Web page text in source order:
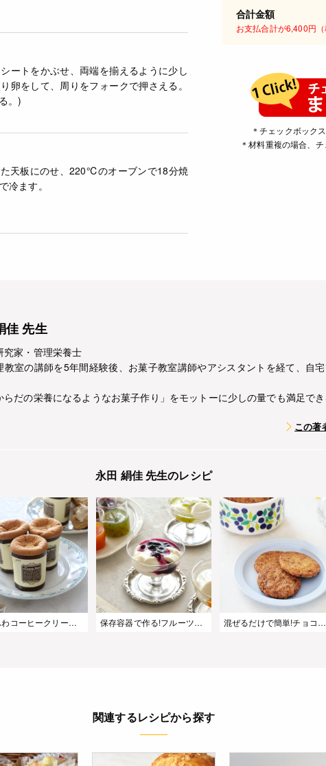
合計金額
お支払合計が6,400円（
＊チェックボック
＊材料重複の場合、
ートをかぶせ、両端を揃えるように少し
卵をして、周りをフォークで押さえる。
。)
天板にのせ、220℃のオーブンで18分焼
冷ます。
佳 先生
究家・管理栄養士
教室の講師を5年間経験後、お菓子教室講師やアシスタントを経て、自
らだの栄養になるようなお菓子作り」をモットーに少しの量でも満足でき
この著
永田 絹佳 先生のレシピ
ふわふわコーヒークリームカップシフォン|半解凍でアイスシフォンの味わい 保存容器で作る!フルーツソースで楽しむ♪簡単杏仁豆腐 混ぜるだけで簡単!チョコ&くるみの全粒粉クッキー
関連するレシピから探す